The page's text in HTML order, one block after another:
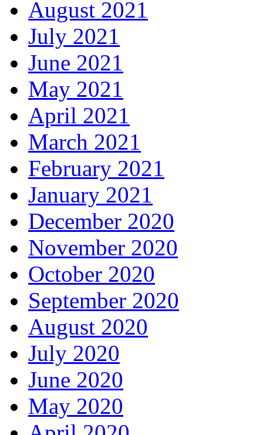
August 2021
July 2021
June 2021
May 2021
April 2021
March 2021
February 2021
January 2021
December 2020
November 2020
October 2020
September 2020
August 2020
July 2020
June 2020
May 2020